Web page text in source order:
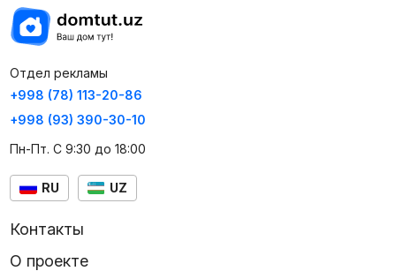
Отдел рекламы
+998 (78) 113-20-86
+998 (93) 390-30-10
Пн-Пт. С 9:30 до 18:00
RU UZ
Контакты
О проекте